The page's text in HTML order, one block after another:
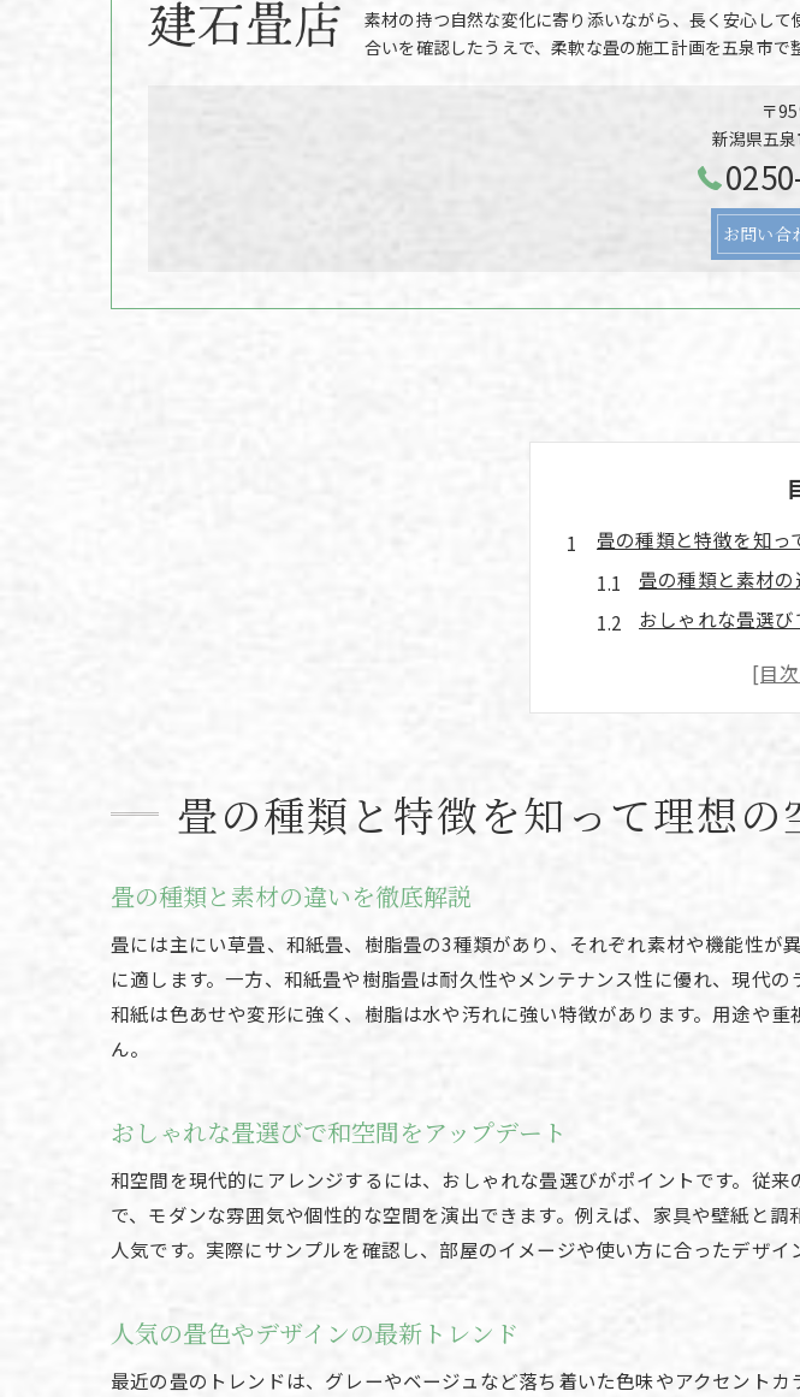
素材の持つ自然な変化に寄り添いながら、長く安心し
合いを確認したうえで、柔軟な畳の施工計画を五泉市で
〒
新潟県五
お問い合
畳の種類と特徴を知っ
畳の種類と素材
おしゃれな畳選
人気の畳色やデ
和紙畳や樹脂畳が注目
樹脂畳のメリッ
和紙畳と樹脂畳
現代生活に合う
ダニやカビ対策
長持ちする畳の
現代の生活に合
ダニやカビ対策に最適
畳の種類と特徴を知って理想の
畳の種類と素材の違いを徹底解説
畳には主にい草畳、和紙畳、樹脂畳の3種類があり、それぞれ素材や機能性
に適します。一方、和紙畳や樹脂畳は耐久性やメンテナンス性に優れ、現代
和紙は色あせや変形に強く、樹脂は水や汚れに強い特徴があります。用途や
ん。
おしゃれな畳選びで和空間をアップデート
和空間を現代的にアレンジするには、おしゃれな畳選びがポイントです。従
で、モダンな雰囲気や個性的な空間を演出できます。例えば、家具や壁紙と
人気です。実際にサンプルを確認し、部屋のイメージや使い方に合ったデザイ
人気の畳色やデザインの最新トレンド
最近の畳のトレンドは、グレーやベージュなど落ち着いた色味やアクセント